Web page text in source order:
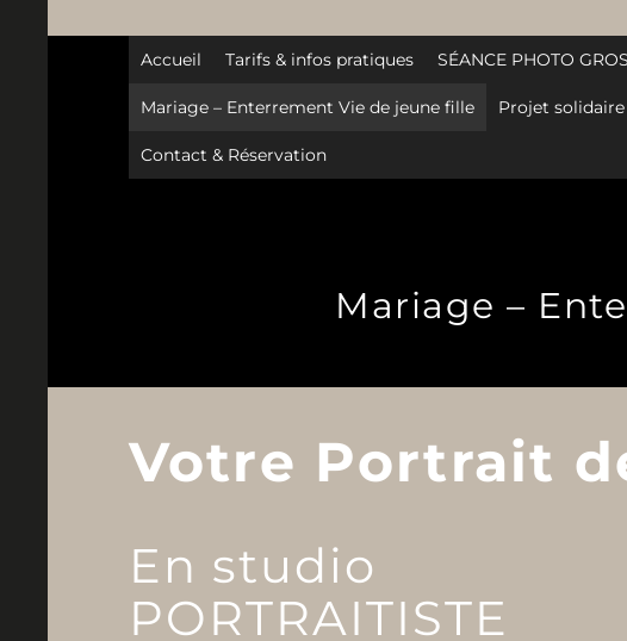
Accueil Tarifs & infos pratiques SÉANCE PHOTO
Mariage – Enterrement Vie de jeune fille Projet solidaire
Contact & Réservation
Mariage –
Votre Portrait
En studio
PORTRAITISTE